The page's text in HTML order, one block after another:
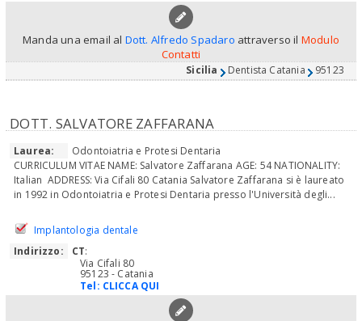
Manda una email al Dott. Alfredo Spadaro attraverso il Modulo
Contatti
Sicilia Dentista Catania 95123
DOTT. SALVATORE ZAFFARANA
Laurea:
Odontoiatria e Protesi Dentaria
CURRICULUM VITAE NAME: Salvatore Zaffarana AGE: 54 NATIONALITY:
Italian ADDRESS: Via Cifali 80 Catania Salvatore Zaffarana si è laureato
in 1992 in Odontoiatria e Protesi Dentaria presso l'Università degli...
Implantologia dentale
Indirizzo:
CT:
Via Cifali 80
95123 - Catania
Tel: CLICCA QUI